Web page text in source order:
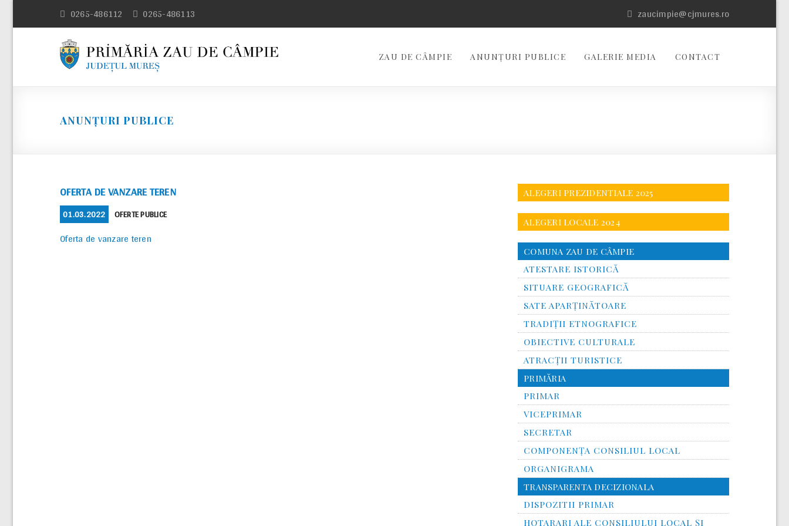
0265-486112 0265-486113 zaucimpie@cjmures.ro
ZAU DE CÂMPIE ANUNȚURI PUBLICE GALERIE MEDIA CONTACT
ANUNȚURI PUBLICE
OFERTA DE VANZARE TEREN
POSTED
ON
01.03.2022 CATEGORIES
OFERTE PUBLICE
Oferta de vanzare teren
ALEGERI PREZIDENTIALE 2025
ALEGERI LOCALE 2024
COMUNA ZAU DE CÂMPIE
ATESTARE ISTORICĂ
SITUARE GEOGRAFICĂ
SATE APARȚINĂTOARE
TRADIȚII ETNOGRAFICE
OBIECTIVE CULTURALE
ATRACȚII TURISTICE
PRIMĂRIA
PRIMAR
VICEPRIMAR
SECRETAR
COMPONENȚA CONSILIUL LOCAL
ORGANIGRAMA
TRANSPARENTA DECIZIONALA
DISPOZITII PRIMAR
HOTARARI ALE CONSILIULUI LOCAL ȘI